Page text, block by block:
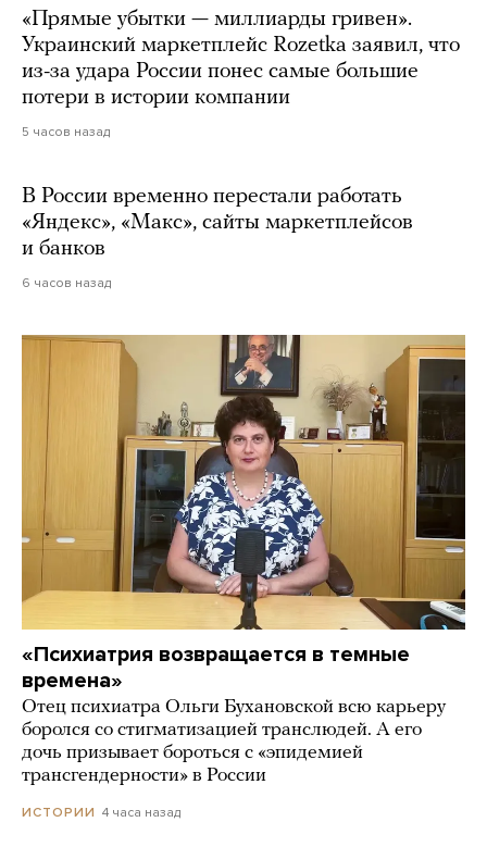
«Прямые убытки — миллиарды гривен».
Украинский маркетплейс Rozetka заявил, что
из-за удара России понес самые большие
потери в истории компании
5 часов назад
В России временно перестали работать
«Яндекс», «Макс», сайты маркетплейсов
и банков
6 часов назад
«Психиатрия возвращается в темные
времена»
Отец психиатра Ольги Бухановской всю карьеру
боролся со стигматизацией транслюдей. А его
дочь призывает бороться с «эпидемией
трансгендерности» в России
ИСТОРИИ 4 часа назад